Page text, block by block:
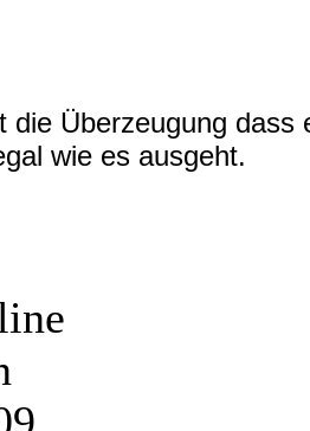
die Überzeugung
wie es ausgeht.